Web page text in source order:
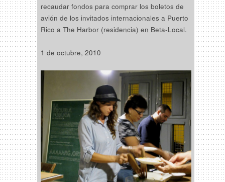
recaudar fondos para comprar los boletos de
avión de los invitados internacionales a Puerto
Rico a The Harbor (residencia) en Beta-Local.
1 de octubre, 2010